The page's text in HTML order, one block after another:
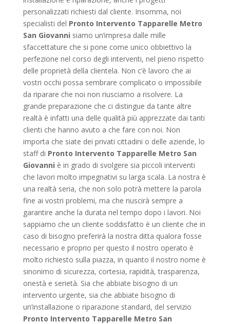
personalizzati richiesti dal cliente. Insomma, noi
specialisti del Pronto Intervento Tapparelle Metro
San Giovanni siamo un’impresa dalle mille
sfaccettature che si pone come unico obbiettivo la
perfezione nel corso degli interventi, nel pieno rispetto
delle proprietà della clientela. Non c’è lavoro che ai
vostri occhi possa sembrare complicato o impossibile
da riparare che noi non riusciamo a risolvere. La
grande preparazione che ci distingue da tante altre
realtà è infatti una delle qualità più apprezzate dai tanti
clienti che hanno avuto a che fare con noi. Non
importa che siate dei privati cittadini o delle aziende, lo
staff di Pronto Intervento Tapparelle Metro San
Giovanni è in grado di svolgere sia piccoli interventi
che lavori molto impegnativi su larga scala. La nostra è
una realtà seria, che non solo potrà mettere la parola
fine ai vostri problemi, ma che riuscirà sempre a
garantire anche la durata nel tempo dopo i lavori. Noi
sappiamo che un cliente soddisfatto è un cliente che in
caso di bisogno preferirà la nostra ditta qualora fosse
necessario e proprio per questo il nostro operato è
molto richiesto sulla piazza, in quanto il nostro nome è
sinonimo di sicurezza, cortesia, rapidità, trasparenza,
onestà e serietà. Sia che abbiate bisogno di un
intervento urgente, sia che abbiate bisogno di
un’installazione o riparazione standard, del servizio
Pronto Intervento Tapparelle Metro San